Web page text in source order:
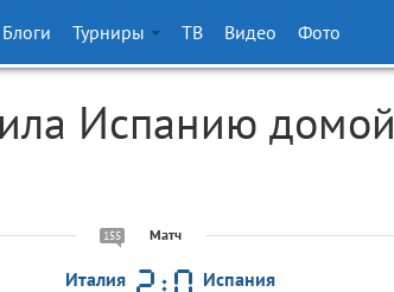
Блоги Турниры ТВ Видео Фото
Испанию домой
155 Матч
Италия Испания